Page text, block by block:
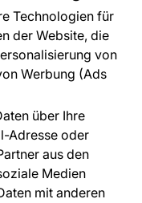
Technologien für
der Website, die
von
Werbung (Ads
über Ihre
Adresse oder
aus den
Medien
mit anderen
DAS UNTERNEHMEN